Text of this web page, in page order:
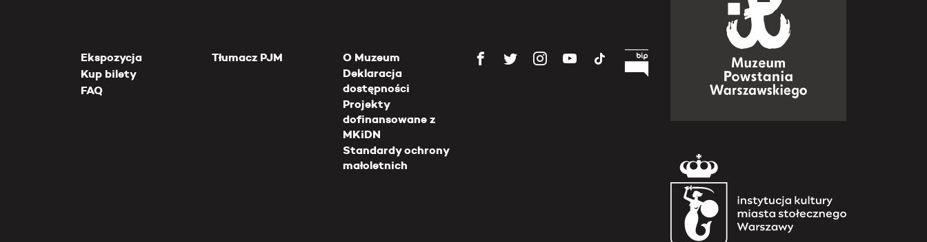
Ekspozycja
Kup bilety
FAQ
Tłumacz PJM
O Muzeum
Deklaracja
dostępności
Projekty
dofinansowane z
MKiDN
Standardy ochrony
małoletnich